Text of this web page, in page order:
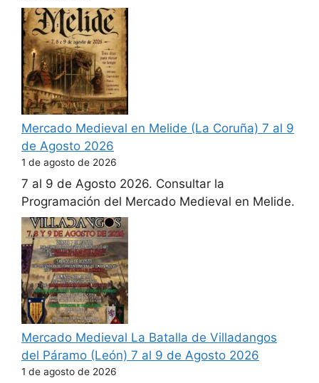
Mercado Medieval en Melide (La Coruña) 7 al 9
de Agosto 2026
1 de agosto de 2026
7 al 9 de Agosto 2026. Consultar la
Programación del Mercado Medieval en Melide.
Mercado Medieval La Batalla de Villadangos
del Páramo (León) 7 al 9 de Agosto 2026
1 de agosto de 2026